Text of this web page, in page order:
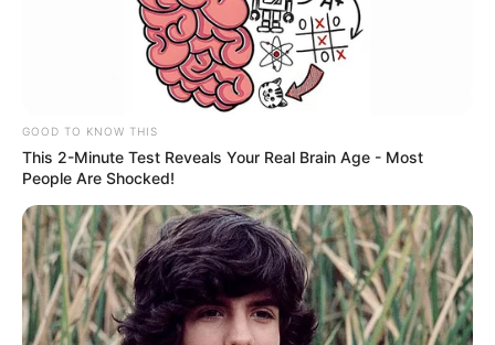
GOOD TO KNOW THIS
This 2-Minute Test Reveals Your Real Brain Age - Most
People Are Shocked!